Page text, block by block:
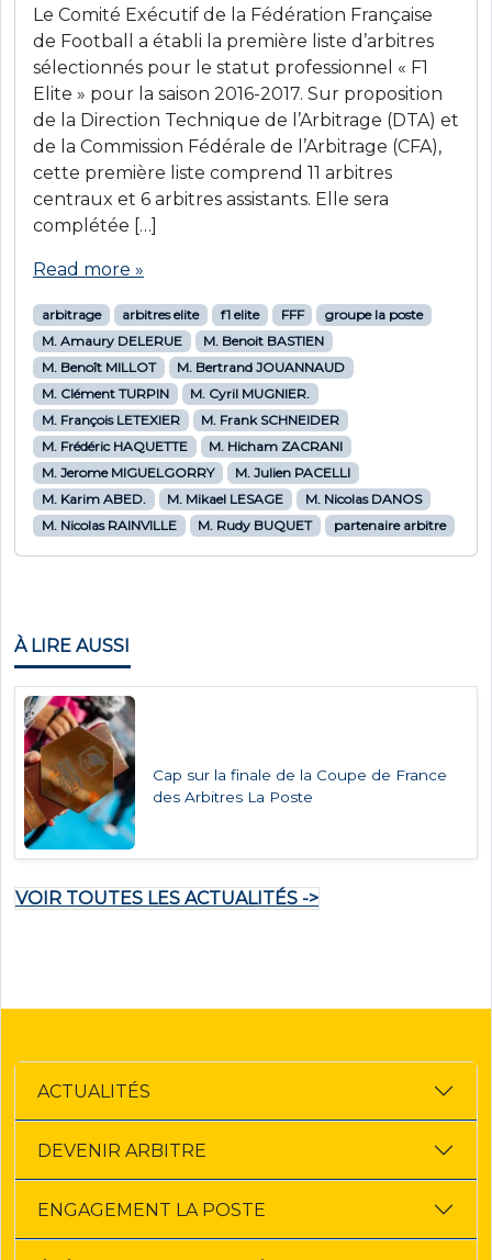
Le Comité Exécutif de la Fédération Française
de Football a établi la première liste d’arbitres
sélectionnés pour le statut professionnel « F1
Elite » pour la saison 2016-2017. Sur proposition
de la Direction Technique de l’Arbitrage (DTA) et
de la Commission Fédérale de l’Arbitrage (CFA),
cette première liste comprend 11 arbitres
centraux et 6 arbitres assistants. Elle sera
complétée […]
Read more »
arbitrage arbitres elite f1 elite FFF
groupe la poste
M. Amaury DELERUE
M. Benoit BASTIEN
M. Benoît MILLOT
M. Bertrand JOUANNAUD
M. Clément TURPIN
M. Cyril MUGNIER.
M. François LETEXIER
M. Frank SCHNEIDER
M. Frédéric HAQUETTE
M. Hicham ZACRANI
M. Jerome MIGUELGORRY
M. Julien PACELLI
M. Karim ABED.
M. Mikael LESAGE
M. Nicolas DANOS
M. Nicolas RAINVILLE
M. Rudy BUQUET partenaire arbitre
À LIRE AUSSI
Cap sur la finale de la Coupe de France
des Arbitres La Poste
VOIR TOUTES LES ACTUALITÉS ->
ACTUALITÉS
DEVENIR ARBITRE
ENGAGEMENT LA POSTE